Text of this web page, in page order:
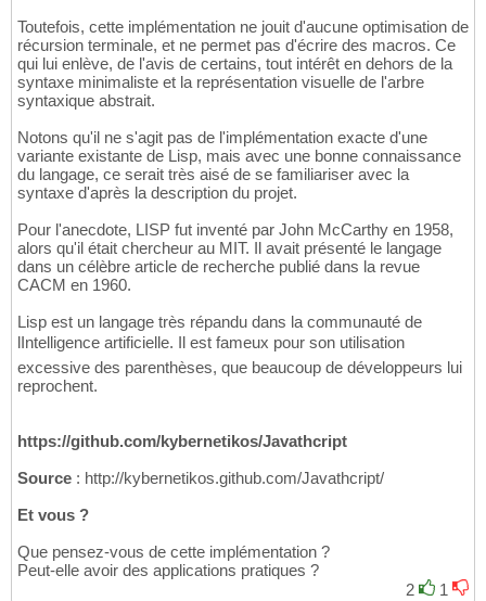
Toutefois, cette implémentation ne jouit d'aucune optimisation de
récursion terminale, et ne permet pas d'écrire des macros. Ce
qui lui enlève, de l'avis de certains, tout intérêt en dehors de la
syntaxe minimaliste et la représentation visuelle de l'arbre
syntaxique abstrait.
Notons qu'il ne s'agit pas de l'implémentation exacte d'une
variante existante de Lisp, mais avec une bonne connaissance
du langage, ce serait très aisé de se familiariser avec la
syntaxe d'après la description du projet.
Pour l'anecdote, LISP fut inventé par John McCarthy en 1958,
alors qu'il était chercheur au MIT. Il avait présenté le langage
dans un célèbre article de recherche publié dans la revue
CACM en 1960.
Lisp est un langage très répandu dans la communauté de
lIntelligence artificielle. Il est fameux pour son utilisation
excessive des parenthèses, que beaucoup de développeurs lui
reprochent.
https://github.com/kybernetikos/Javathcript
Source : http://kybernetikos.github.com/Javathcript/
Et vous ?
Que pensez-vous de cette implémentation ?
Peut-elle avoir des applications pratiques ?
2
1